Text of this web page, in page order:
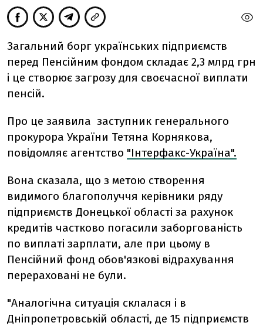
Загальний борг українських підприємств
перед Пенсійним фондом складає 2,3 млрд грн
і це створює загрозу для своєчасної виплати
пенсій.
Про це заявила заступник генерального
прокурора України Тетяна Корнякова,
повідомляє агентство "Інтерфакс-Україна".
Вона сказала, що з метою створення
видимого благополуччя керівники ряду
підприємств Донецької області за рахунок
кредитів частково погасили заборгованість
по виплаті зарплати, але при цьому в
Пенсійний фонд обов'язкові відрахування
перераховані не були.
"Аналогічна ситуація склалася і в
Дніпропетровській області, де 15 підприємств